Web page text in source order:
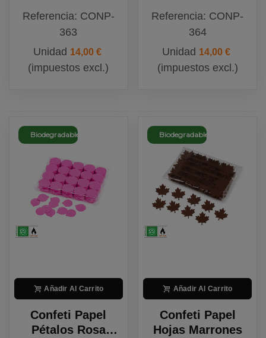
Referencia: CONP-
363
Unidad 14,00 €
(impuestos excl.)
Referencia: CONP-
364
Unidad 14,00 €
(impuestos excl.)
Biodegradable
Añadir Al Carrito
Confeti Papel
Pétalos Rosa
Biodegradable
Añadir Al Carrito
Confeti Papel
Hojas Marrones